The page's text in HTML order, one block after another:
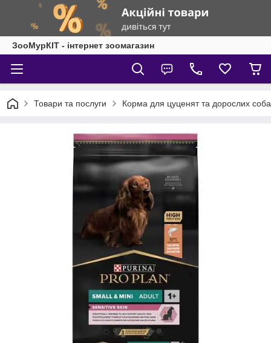
ЗооМурКІТ - інтернет зоомагазин
Товари та послуги Корма для цуценят та дорослих